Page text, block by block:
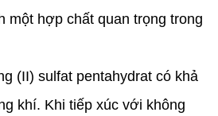
một hợp chất quan trọng trong
(II) sulfat pentahydrat có khả
khí. Khi tiếp xúc với không